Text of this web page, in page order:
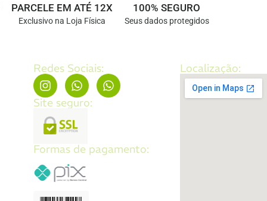
PARCELE EM ATÉ 12X
Exclusivo na Loja Física
100% SEGURO
Seus dados protegidos
Redes Sociais:
Site seguro:
Formas de pagamento:
Localização: